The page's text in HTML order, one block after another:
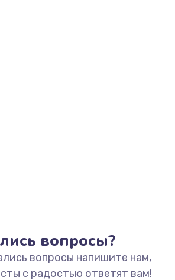
вопросы?
вопросы напишите нам,
с радостью ответят вам!